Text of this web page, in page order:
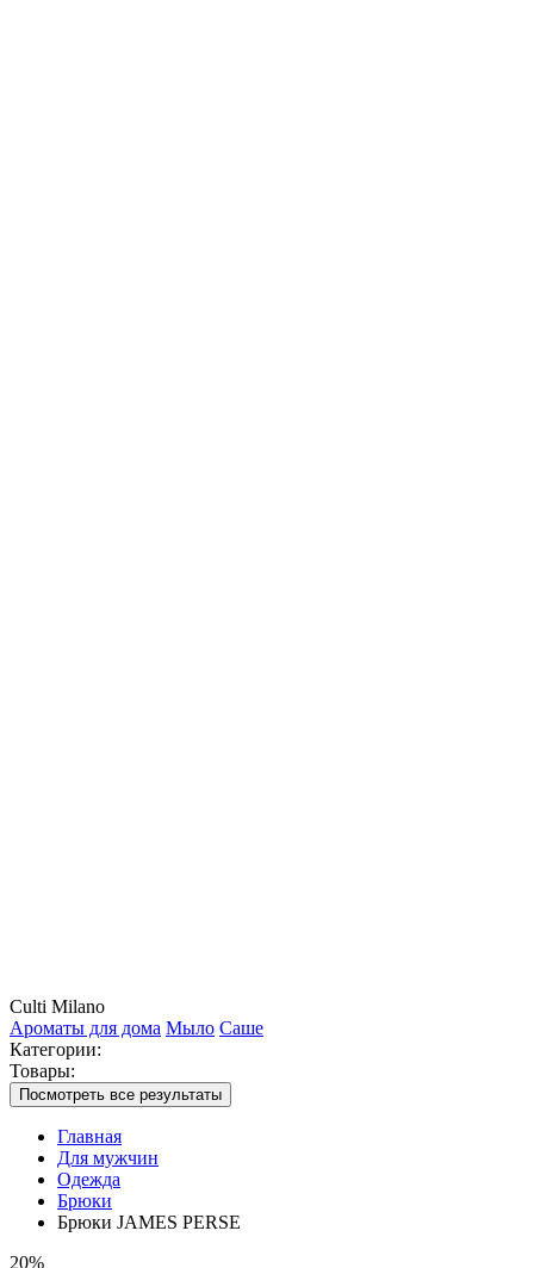
Culti Milano
Ароматы для дома Мыло Саше
Категории:
Товары:
Посмотреть все результаты
Главная
Для мужчин
Одежда
Брюки
Брюки JAMES PERSE
20%